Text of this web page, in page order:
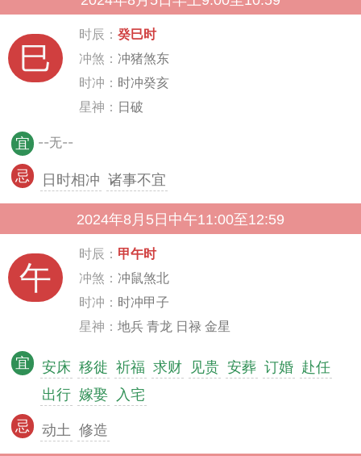
巳
时辰： 癸巳时
冲煞： 冲猪煞东
时冲： 时冲癸亥
星神： 日破
宜 --无--
忌 日时相冲 诸事不宜
2024年8月5日中午11:00至12:59
午
时辰： 甲午时
冲煞： 冲鼠煞北
时冲： 时冲甲子
星神： 地兵 青龙 日禄 金星
宜 安床 移徙 祈福 求财 见贵 安葬 订婚 赴任
出行 嫁娶 入宅
忌 动土 修造